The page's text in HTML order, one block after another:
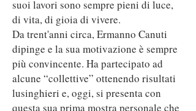
suoi lavori sono sempre pieni di luce,
di vita, di gioia di vivere.
Da trent'anni circa, Ermanno Canuti
dipinge e la sua motivazione è sempre
più convincente. Ha partecipato ad
alcune “collettive” ottenendo risultati
lusinghieri e, oggi, si presenta con
questa sua prima mostra personale che